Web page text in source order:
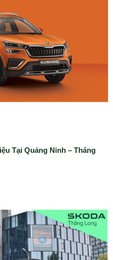
Tại Quảng Ninh – Tháng